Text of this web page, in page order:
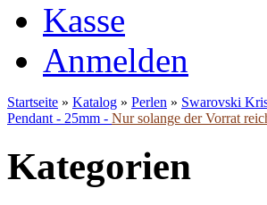
Kasse
Anmelden
Startseite » Katalog » Perlen » Swarovski
Pendant - 25mm - Nur solange der Vorrat
Kategorien